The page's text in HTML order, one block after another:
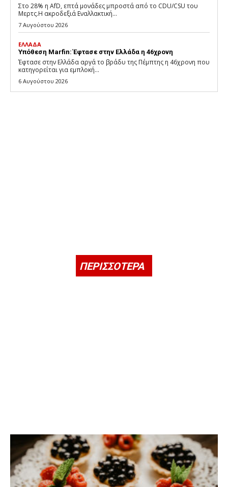
Στο 28% η AfD, επτά μονάδες μπροστά από το CDU/CSU του
Μερτς.Η ακροδεξιά Εναλλακτική...
7 Αυγούστου 2026
ΕΛΛΑΔΑ
Υπόθεση Marfin: Έφτασε στην Ελλάδα η 46χρονη
Έφτασε στην Ελλάδα αργά το βράδυ της Πέμπτης η 46χρονη που
κατηγορείται για εμπλοκή...
6 Αυγούστου 2026
ΠΕΡΙΣΣΟΤΕΡΑ